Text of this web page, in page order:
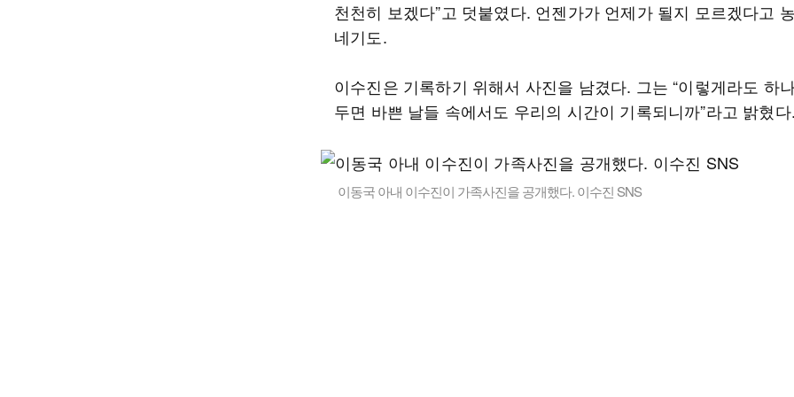
천천히 보겠다”고 덧붙였다. 언젠가가 언제가 될지 모르겠다고
네기도.
이수진은 기록하기 위해서 사진을 남겼다. 그는 “이렇게라도 하
두면 바쁜 날들 속에서도 우리의 시간이 기록되니까”라고 밝혔다.
이동국 아내 이수진이 가족사진을 공개했다. 이수진 SNS